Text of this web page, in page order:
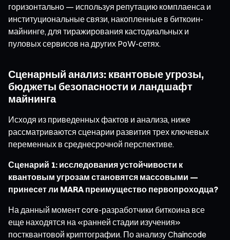
горизонтально — используя репутацию комплаенса и
институциональные связи, накопленные в биткоин-
майнинге, для тиражирования кастодиальных и
пуловых сервисов на других PoW-сетях.
Сценарный анализ: квантовые угрозы,
бюджеты безопасности и ландшафт
майнинга
Исходя из приведенных фактов и анализа, ниже
рассматриваются сценарии развития трех ключевых
переменных в среднесрочной перспективе.
Сценарий 1: исследования устойчивости к
квантовым угрозам становятся массовыми —
принесет ли MARA преимущество первопроходца?
На данный момент core-разработчики биткоина все
еще находятся на «ранней стадии изучения»
постквантовой криптографии. По анализу Chaincode